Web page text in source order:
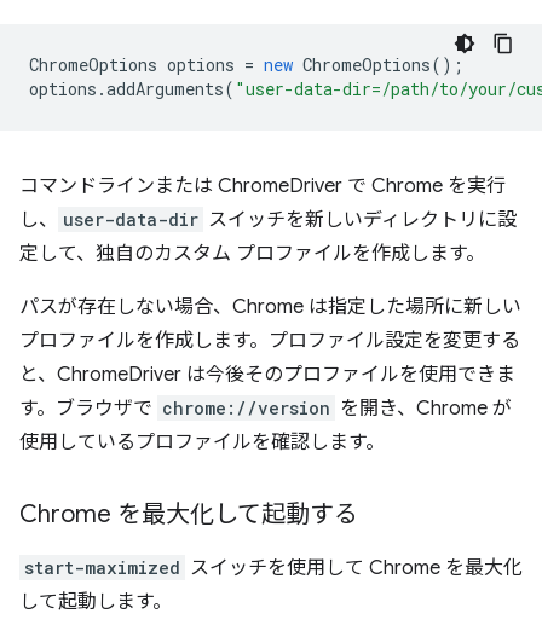
ChromeOptions options = new ChromeOptions();
options .addArguments( "user-data-dir=/path/to/your/
コマンドラインまたは ChromeDriver で Chrome を実行
し、
user-data-dir スイッチを新しいディレクトリに設
定して、独自のカスタム プロファイルを作成します。
パスが存在しない場合、Chrome は指定した場所に新しい
プロファイルを作成します。プロファイル設定を変更する
と、ChromeDriver は今後そのプロファイルを使用できま
す。ブラウザで chrome://version を開き、Chrome が
使用しているプロファイルを確認します。
Chrome を最大化して起動する
start-maximized スイッチを使用して Chrome を最大化
して起動します。